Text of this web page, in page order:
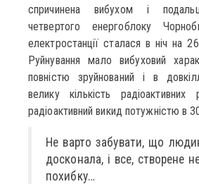
спричинена вибухом і
четвертого енергоблоку
електростанції сталася в ніч на
Руйнування мало вибуховий
повністю зруйнований і в
велику кількість радіоактивних
радіоактивний викид потужністю в
Не варто забувати, що
досконала, і все, створене
похибку…